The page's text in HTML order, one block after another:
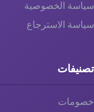
سياسة الخصوصية
سياسة الاسترجاع
تصنيفات
خصومات